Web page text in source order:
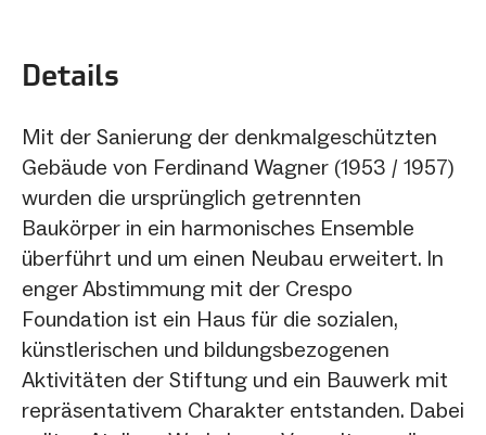
Details
Mit der Sanierung der denkmalgeschützten
Gebäude von Ferdinand Wagner (1953 / 1957)
wurden die ursprünglich getrennten
Baukörper in ein harmonisches Ensemble
überführt und um einen Neubau erweitert. In
enger Abstimmung mit der Crespo
Foundation ist ein Haus für die sozialen,
künstlerischen und bildungsbezogenen
Aktivitäten der Stiftung und ein Bauwerk mit
repräsentativem Charakter entstanden. Dabei